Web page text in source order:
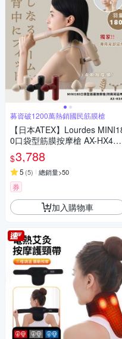
募資破1200萬熱銷國民筋膜槍
【日本ATEX】Lourdes
0口袋型筋膜按摩槍 AX-HX450
(附肩背伸縮桿)-3色任選
$3,788
5 (5) 總銷量>50
券
加入購物車